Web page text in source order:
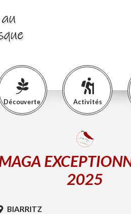
Découverte Activités
2025
BIARRITZ